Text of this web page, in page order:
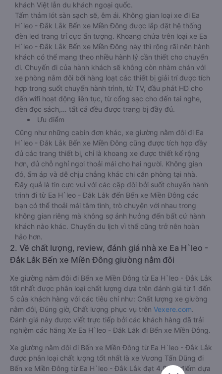
khách Việt lẫn du khách ngoại quốc.
Tấm thảm lót sàn sạch sẽ, êm ái. Không gian loại xe đi Ea
H`leo - Đắk Lắk Bến xe Miền Đông được lắp đặt hệ thống
đèn led trang trí cực ấn tượng. Khoang chứa trên loại xe Ea
H`leo - Đắk Lắk Bến xe Miền Đông này thì rộng rãi nên hành
khách có thể mang theo nhiều hành lý cần thiết cho chuyến
đi. Chuyến đi của hành khách sẽ không còn nhàm chán với
xe phòng nằm đôi bởi hàng loạt các thiết bị giải trí được tích
hợp trong suốt chuyến hành trình, từ TV, đầu phát HD cho
đến wifi hoạt động liên tục, từ cổng sạc cho đến tai nghe,
đèn đọc sách,… tất cả đều được trang bị đầy đủ.
Ưu điểm
Cũng như những cabin đơn khác, xe giường nằm đôi đi Ea
H`leo - Đắk Lắk Bến xe Miền Đông cũng được tích hợp đầy
đủ các trang thiết bị, chỉ là khoang xe được thiết kế rộng
hơn, đủ chỗ nghỉ ngơi thoải mái cho hai người. Không gian
đó, ấm áp và dễ chịu chẳng khác chi căn phòng tại nhà.
Đây quả là tin cực vui với các cặp đôi bởi suốt chuyến hành
trình đi từ Ea H`leo - Đắk Lắk đến Bến xe Miền Đông các
bạn có thể thoải mái tâm tình, trò chuyện với nhau trong
không gian riêng mà không sợ ảnh hưởng đến bất cứ hành
khách nào khác. Chuyến du lịch vì thế cũng trở nên hoàn
hảo hơn.
2. Về chất lượng, review, đánh giá nhà xe Ea H`leo -
Đắk Lắk Bến xe Miền Đông giường nằm đôi
Xe giường nằm đôi đi Bến xe Miền Đông từ Ea H`leo - Đắk Lắk
tốt nhất được phân loại chất lượng dựa trên đánh giá từ 1 đến
5 của khách hàng với các tiêu chí như: Chất lượng xe giường
nằm đôi, Đúng giờ, Chất lượng phục vụ trên Vexere.com.
Đánh giá này được viết trực tiếp bởi các khách hàng đã trải
nghiệm các hãng Xe Ea H`leo - Đắk Lắk đi Bến xe Miền Đông.
Xe giường nằm đôi đi Bến xe Miền Đông từ Ea H`leo - Đắk Lắk
được phân loại chất lượng tốt nhất là xe Vương Tấn Dũng đi
Bến xe Miền Đông từ Ea H`leo - Đắk Lắk đạt 4.8 / 5 điểm dựa